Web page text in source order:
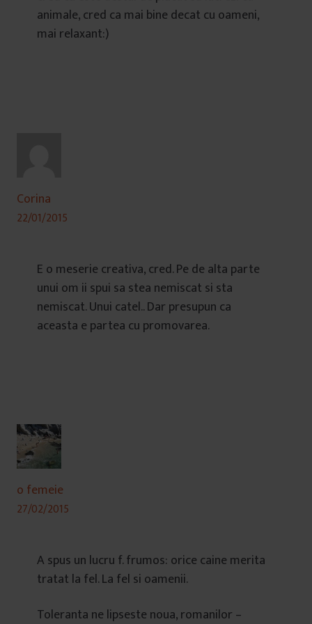
animale, cred ca mai bine decat cu oameni,
mai relaxant:)
Corina
22/01/2015
E o meserie creativa, cred. Pe de alta parte
unui om ii spui sa stea nemiscat si sta
nemiscat. Unui catel.. Dar presupun ca
aceasta e partea cu promovarea.
o femeie
27/02/2015
A spus un lucru f. frumos: orice caine merita
tratat la fel. La fel si oamenii.
Toleranta ne lipseste noua, romanilor –